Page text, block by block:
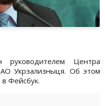
руководителем Центра
Укрзализныця. Об этом
в Фейсбук.